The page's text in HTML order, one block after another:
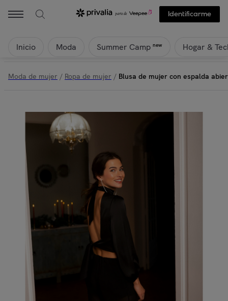
Identificarme
Inicio Moda Summer Camp new Hogar &
Moda de mujer / Ropa de mujer / Blusa de mujer con espalda